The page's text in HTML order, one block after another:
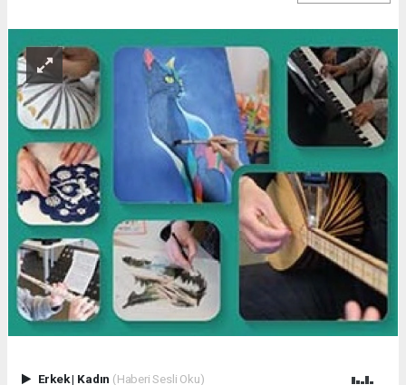
Erkek| Kadın (Haberi Sesli Oku)